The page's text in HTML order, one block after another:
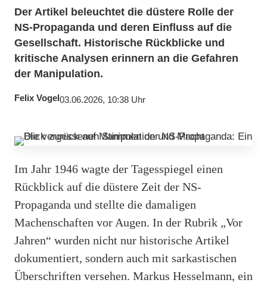
Der Artikel beleuchtet die düstere Rolle der
NS-Propaganda und deren Einfluss auf die
Gesellschaft. Historische Rückblicke und
kritische Analysen erinnern an die Gefahren
der Manipulation.
Felix Vogel 03.06.2026, 10:38 Uhr
Im Jahr 1946 wagte der Tagesspiegel einen
Rückblick auf die düstere Zeit der NS-
Propaganda und stellte die damaligen
Machenschaften vor Augen. In der Rubrik „Vor
Jahren“ wurden nicht nur historische Artikel
dokumentiert, sondern auch mit sarkastischen
Überschriften versehen. Markus Hesselmann, ein